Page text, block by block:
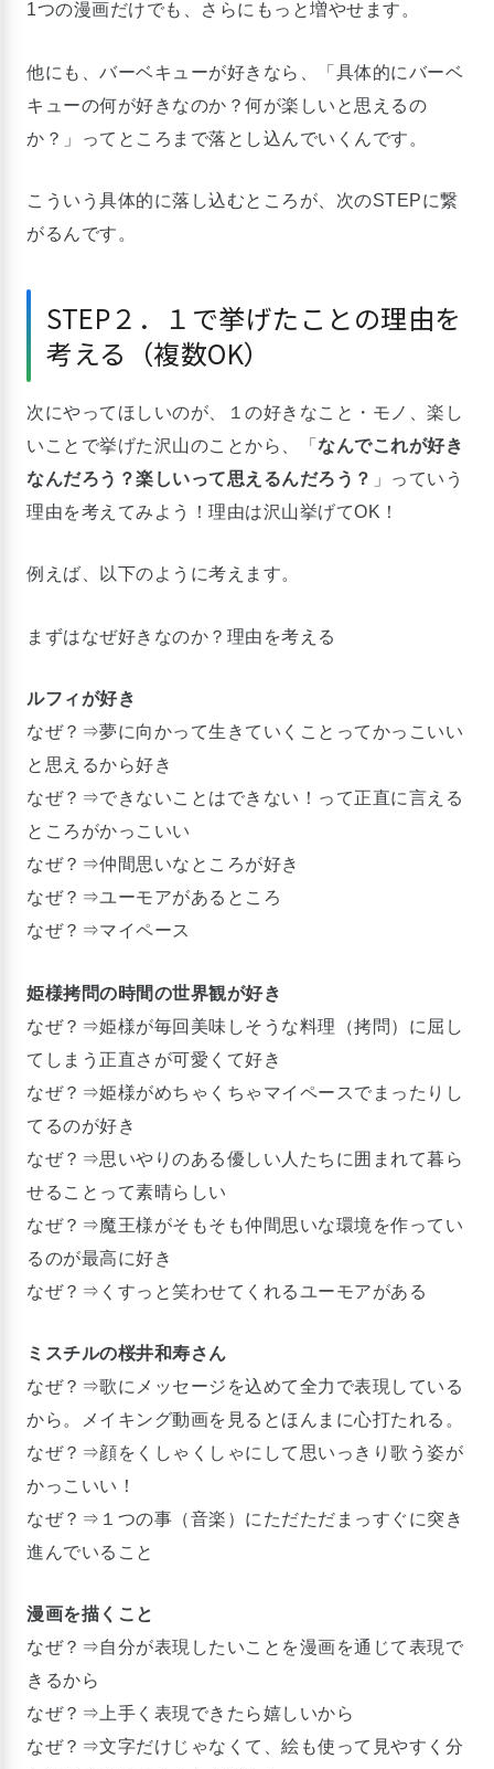
1つの漫画だけでも、さらにもっと増やせます。
他にも、バーベキューが好きなら、「具体的にバーベ
キューの何が好きなのか？何が楽しいと思えるの
か？」ってところまで落とし込んでいくんです。
こういう具体的に落し込むところが、次のSTEPに繋
がるんです。
STEP２．１で挙げたことの理由を
考える（複数OK）
次にやってほしいのが、１の好きなこと・モノ、楽し
いことで挙げた沢山のことから、「 なんでこれが好き
なんだろう？楽しいって思えるんだろう？ 」っていう
理由を考えてみよう！理由は沢山挙げてOK！
例えば、以下のように考えます。
まずはなぜ好きなのか？理由を考える
ルフィが好き
なぜ？⇒夢に向かって生きていくことってかっこいい
と思えるから好き
なぜ？⇒できないことはできない！って正直に言える
ところがかっこいい
なぜ？⇒仲間思いなところが好き
なぜ？⇒ユーモアがあるところ
なぜ？⇒マイペース
姫様拷問の時間の世界観が好き
なぜ？⇒姫様が毎回美味しそうな料理（拷問）に屈し
てしまう正直さが可愛くて好き
なぜ？⇒姫様がめちゃくちゃマイペースでまったりし
てるのが好き
なぜ？⇒思いやりのある優しい人たちに囲まれて暮ら
せることって素晴らしい
なぜ？⇒魔王様がそもそも仲間思いな環境を作ってい
るのが最高に好き
なぜ？⇒くすっと笑わせてくれるユーモアがある
ミスチルの桜井和寿さん
なぜ？⇒歌にメッセージを込めて全力で表現している
から。メイキング動画を見るとほんまに心打たれる。
なぜ？⇒顔をくしゃくしゃにして思いっきり歌う姿が
かっこいい！
なぜ？⇒１つの事（音楽）にただただまっすぐに突き
進んでいること
漫画を描くこと
なぜ？⇒自分が表現したいことを漫画を通じて表現で
きるから
なぜ？⇒上手く表現できたら嬉しいから
なぜ？⇒文字だけじゃなくて、絵も使って見やすく分